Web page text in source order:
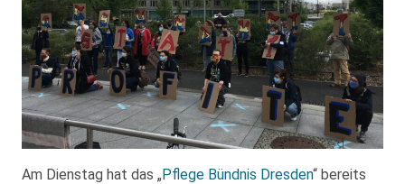
Am Dienstag hat das „Pflege Bündnis Dresden“ bereits